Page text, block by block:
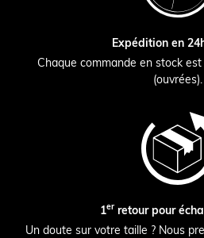
Expédition en
Chaque commande en stock
(ouvrées).
1erretour pour
Un doute sur votre taille ? Nous